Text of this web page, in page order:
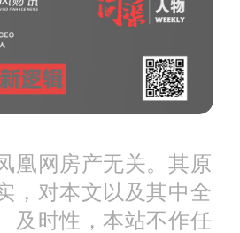
靠谱吗？
易链上的各
，但这种模
“生长”了。
凰网房产无关。其原
，对本文以及其中全
及时性，本站不作任